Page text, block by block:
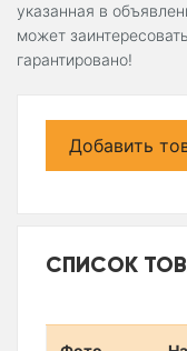
указанная в
может
гарантировано!
Добавить
СПИСОК